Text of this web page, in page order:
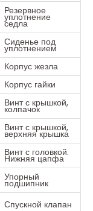
Резервное
уплотнение
седла
Сиденье под
уплотнением
Корпус жезла
Корпус гайки
Винт с крышкой,
колпачок
Винт с крышкой,
верхняя крышка
Винт с головкой.
Нижняя цапфа
Упорный
подшипник
Спускной клапан